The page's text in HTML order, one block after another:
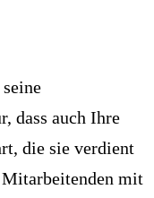
dass auch Ihre
die sie verdient
mit